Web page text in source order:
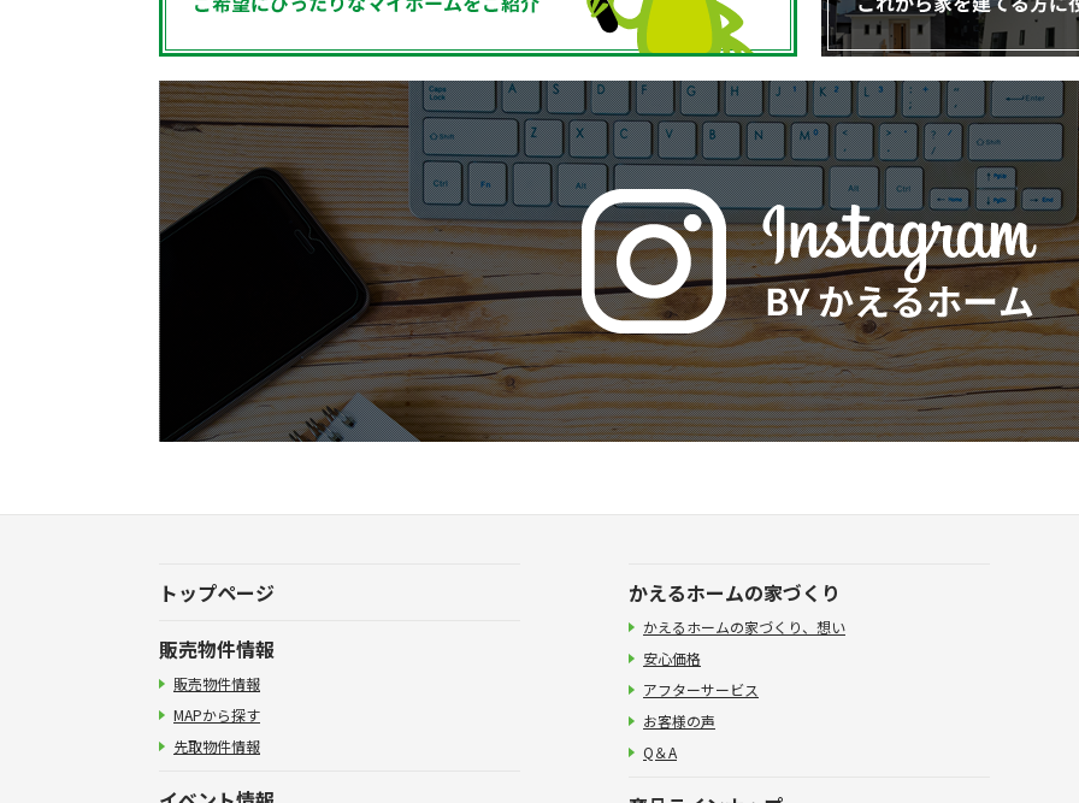
トップページ
販売物件情報
販売物件情報
MAPから探す
先取物件情報
かえるホームの家づくり
かえるホームの家づくり、想い
安心価格
アフターサービス
お客様の声
Q＆A